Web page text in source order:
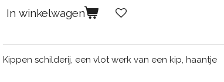
In winkelwagen
Kippen schilderij, een vlot werk van een kip, haantje